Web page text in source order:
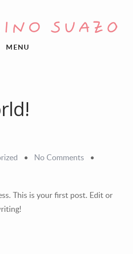
MENU
• No Comments •
This is your first post. Edit or